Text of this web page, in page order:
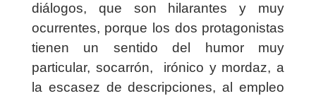
diálogos, que son hilarantes y muy
ocurrentes, porque los dos protagonistas
tienen un sentido del humor muy
particular, socarrón, irónico y mordaz, a
la escasez de descripciones, al empleo